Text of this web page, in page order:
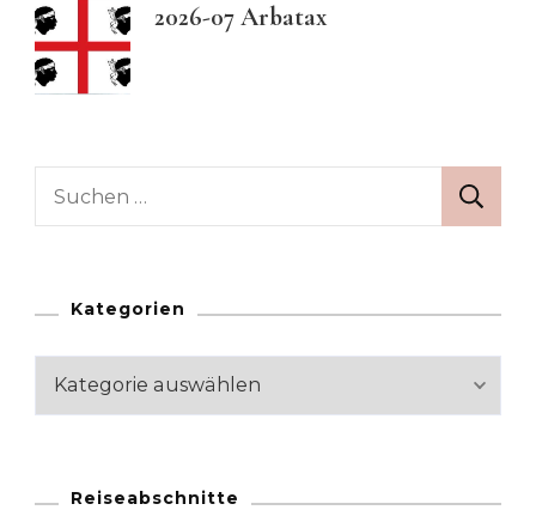
2026-07 Arbatax
Suchen
Kategorien
Kategorien
Reiseabschnitte